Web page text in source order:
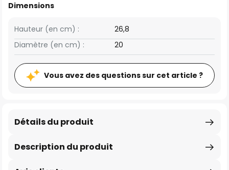
Dimensions
Hauteur (en cm) :
26,8
Diamètre (en cm) :
20
Vous avez des questions sur cet article ?
Description du produit
Détails du produit